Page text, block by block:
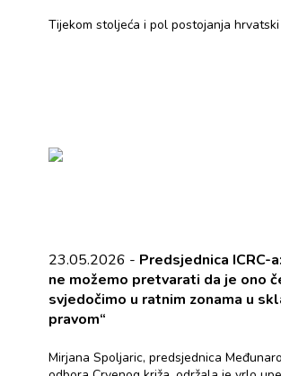
Tijekom stoljeća i pol postojanja hrvatski
23.05.2026 - Predsjednica ICRC-
ne možemo pretvarati da je ono
svjedočimo u ratnim zonama u
pravom“
Mirjana Spoljaric, predsjednica